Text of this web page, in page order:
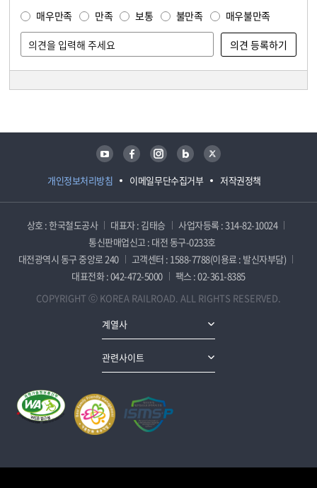
매우만족 만족 보통 불만족 매우불만족
개인정보처리방침 이메일무단수집거부 저작권정책
유튜브 페이스북 인스타그램 블로그 트위터
상호 : 한국철도공사 대표자 : 김태승
사업자등록 : 314-82-10024
통신판매업신고 : 대전 동구-0233호
대전광역시 동구 중앙로 240
고객센터 : 1588-7788(이용료 : 발신자부담)
대표전화 : 042-472-5000
팩스 : 02-361-8385
COPYRIGHT ⓒ KOREA RAILROAD. ALL RIGHTS RESERVED.
계열사
관련사이트